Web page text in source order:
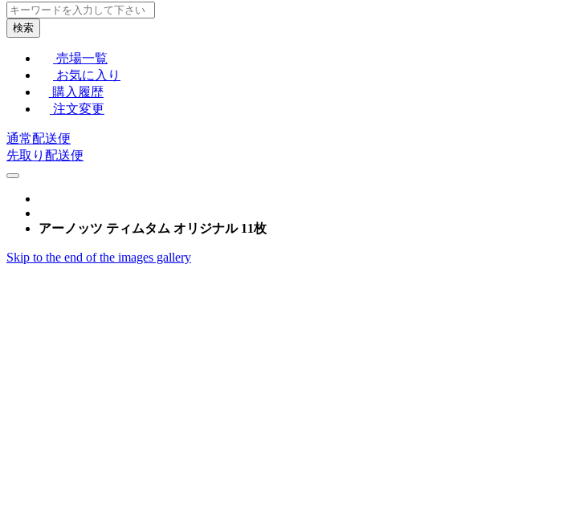
検索
売場一覧
お気に入り
購入履歴
注文変更
通常配送便
先取り配送便
アーノッツ ティムタム オリジナル 11枚
Skip to the end of the images gallery